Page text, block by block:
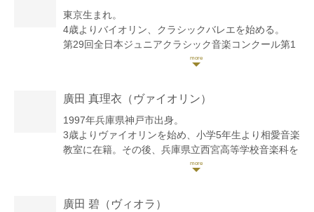
東京生まれ。
4歳よりバイオリン、クラシックバレエを始める。
第29回全日本ジュニアクラシック音楽コンクール第1
位 第7回日本イタリア協会コンコルソムジカアルテ優
第3位 他多数上位入賞。
2017年宮地楽器主催 初ソロリサイタル「19歳の今」
小金井宮地楽器ホール大ホールにて開催。
東京音楽大学主催交歓演奏会にて 桐朋女子高校代表
都内小学校芸術鑑賞教室や幼稚園、障害者施設でのコ
廣田 真理衣 （ヴァイオリン）
1997年兵庫県神戸市出身。
3歳よりヴァイオリンを始め、小学5年生より相愛音楽
教室に在籍。その後、兵庫県立西宮高等学校音楽科を
経て、桐朋学園大学、桐朋学園大学同大学院音楽研究
第15回大阪国際音楽コンクール第2位、第6回デザイ
廣田 碧 （ヴィオラ）